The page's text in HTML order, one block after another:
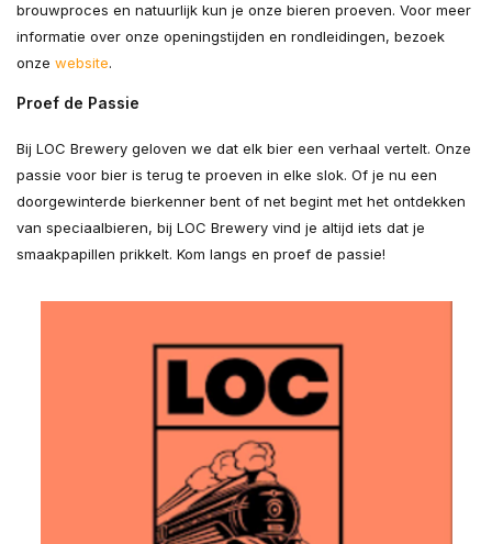
brouwproces en natuurlijk kun je onze bieren proeven. Voor meer
informatie over onze openingstijden en rondleidingen, bezoek
onze website.
Proef de Passie
Bij LOC Brewery geloven we dat elk bier een verhaal vertelt. Onze
passie voor bier is terug te proeven in elke slok. Of je nu een
doorgewinterde bierkenner bent of net begint met het ontdekken
van speciaalbieren, bij LOC Brewery vind je altijd iets dat je
smaakpapillen prikkelt. Kom langs en proef de passie!